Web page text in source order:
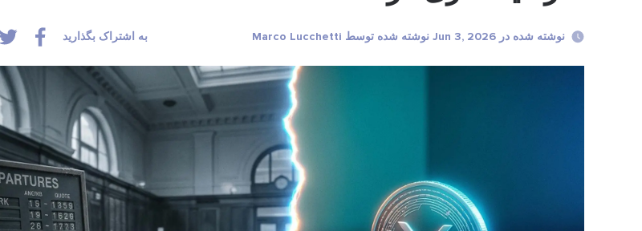
نوشته شده در Jun 3, 2026 نوشته شده توسط Marco Lucchetti به اشتراک بگذارید